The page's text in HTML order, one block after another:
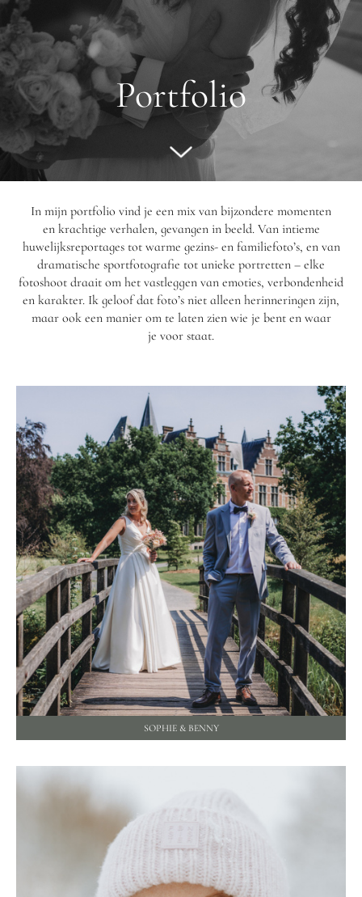
Portfolio
In mijn portfolio vind je een mix van bijzondere momenten
en krachtige verhalen, gevangen in beeld. Van intieme
huwelijksreportages tot warme gezins- en familiefoto’s, en van
dramatische sportfotografie tot unieke portretten – elke
fotoshoot draait om het vastleggen van emoties, verbondenheid
en karakter. Ik geloof dat foto’s niet alleen herinneringen zijn,
maar ook een manier om te laten zien wie je bent en waar
je voor staat.
SOPHIE & BENNY